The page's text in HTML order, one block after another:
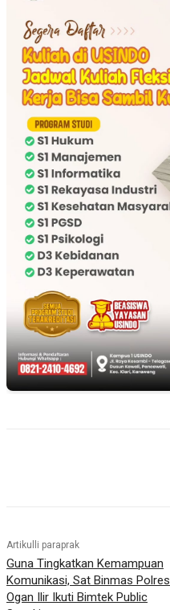
Artikulli paraprak
Guna Tingkatkan Kemampuan
Komunikasi, Sat Binmas Polres
Ogan Ilir Ikuti Bimtek Public